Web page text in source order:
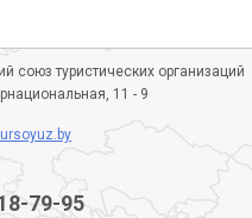
союз туристических организаций
11 - 9
79-95